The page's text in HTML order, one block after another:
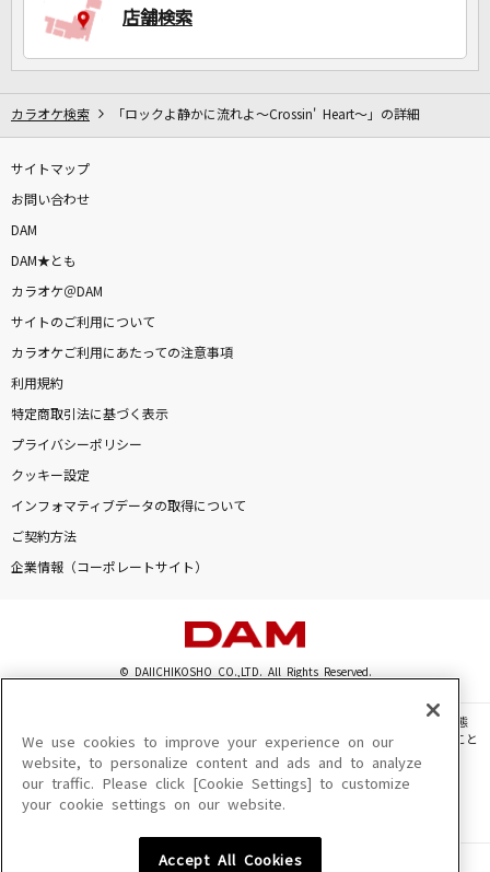
店舗検索
カラオケ検索 「ロックよ静かに流れよ～Crossin' Heart～」の詳細
サイトマップ
お問い合わせ
DAM
DAM★とも
カラオケ＠DAM
サイトのご利用について
カラオケご利用にあたっての注意事項
利用規約
特定商取引法に基づく表示
プライバシーポリシー
クッキー設定
インフォマティブデータの取得について
ご契約方法
企業情報（コーポレートサイト）
© DAIICHIKOSHO CO.,LTD. All Rights Reserved.
このサイトに掲載されている一切の文章・画像・写真・動画・音声等を、手段や形態
を問わず、著作権法の定める範囲を超えて無断で複製、転載、ファイル化などすること
を禁じます。
楽曲及びコンテンツは、機種によりご利用いただけない場合があります。
楽曲及びコンテンツの配信日、配信内容が変更になる場合があります。
We use cookies to improve your experience on our
website, to personalize content and ads and to analyze
our traffic. Please click [Cookie Settings] to customize
your cookie settings on our website.
Accept All Cookies